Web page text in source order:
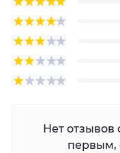
Нет отзывов
первым,